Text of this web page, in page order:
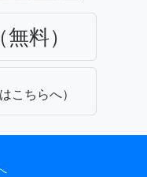
無料）
こちらへ）